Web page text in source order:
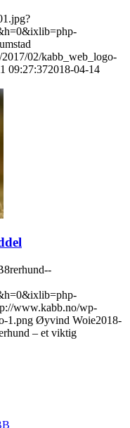
02/kabb_web_logo-
09:27:372018-04-14
www.kabb.no/wp-
1.png Øyvind Woie2018-
– et viktig